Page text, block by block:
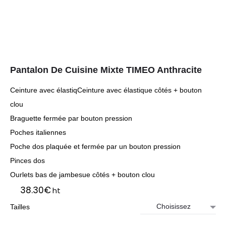
Pantalon De Cuisine Mixte TIMEO Anthracite
Ceinture avec élastiqCeinture avec élastique côtés + bouton
clou
Braguette fermée par bouton pression
Poches italiennes
Poche dos plaquée et fermée par un bouton pression
Pinces dos
Ourlets bas de jambesue côtés + bouton clou
38.30€ht
Tailles